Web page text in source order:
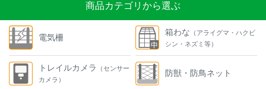
商品カテゴリから選ぶ
電気柵
トレイルカメラ
（センサー
カメラ）
箱わな （アライグマ・ハクビ
シン・ネズミ等）
防獣・防鳥ネット